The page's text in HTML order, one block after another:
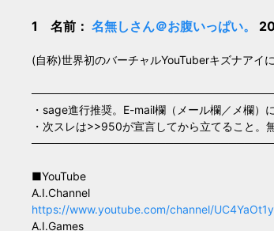
1 名前： 名無しさん＠お腹いっぱい。
(自称)世界初のバーチャルYouTuberキズナアイ
・sage進行推奨。E-mail欄（メール欄／メ欄）
・次スレは>>950が宣言してから立てること。
■YouTube
A.I.Channel
https://www.youtube.com/channel/
A.I.Games